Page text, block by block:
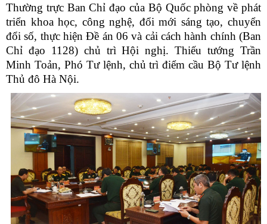
Thường trực Ban Chỉ đạo của Bộ Quốc phòng về phát
triển khoa học, công nghệ, đổi mới sáng tạo, chuyển
đổi số, thực hiện Đề án 06 và cải cách hành chính (Ban
Chỉ đạo 1128) chủ trì Hội nghị. Thiếu tướng Trần
Minh Toản, Phó Tư lệnh, chủ trì điểm cầu Bộ Tư lệnh
Thủ đô Hà Nội.